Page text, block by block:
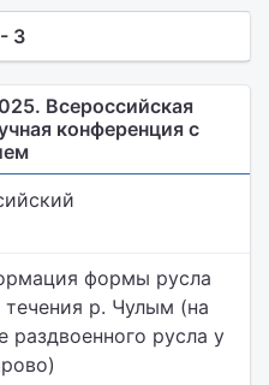
3
Всероссийская
конференция с
формы русла
течения р. Чулым (на
раздвоенного русла у